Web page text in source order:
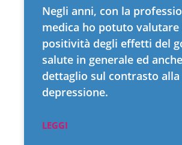
Negli anni, con la
medica ho potuto valutare
positività degli effetti del
salute in generale ed
dettaglio sul contrasto alla
depressione.
LEGGI